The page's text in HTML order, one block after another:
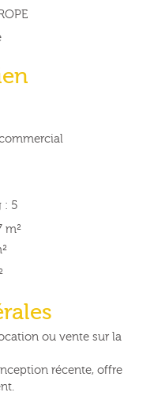
: 5
m²
ou vente sur la
récente, offre